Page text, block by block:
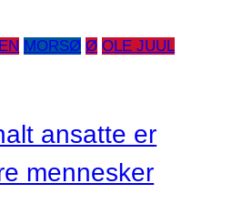
MORSØ Ø OLE JUUL
ansatte er
mennesker